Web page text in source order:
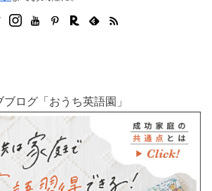
ブログ「おうち英語園」